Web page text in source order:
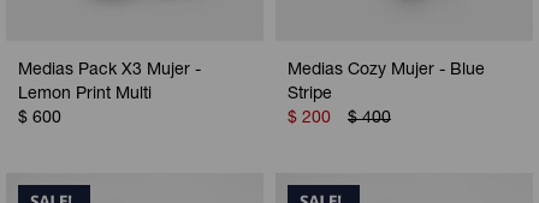
Medias Pack X3 Mujer -
Lemon Print Multi
$ 600
Medias Cozy Mujer - Blue
Stripe
$ 200 $ 400
Calzas